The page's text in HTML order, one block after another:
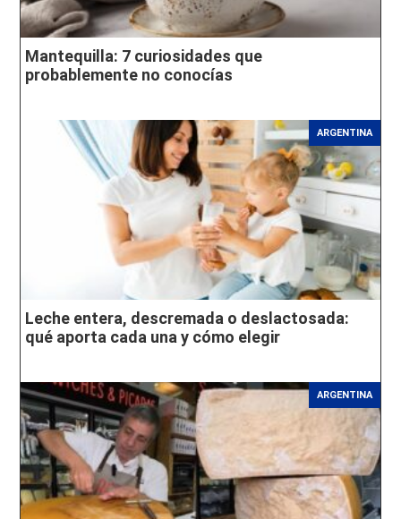
Mantequilla: 7 curiosidades que
probablemente no conocías
ARGENTINA
Leche entera, descremada o deslactosada:
qué aporta cada una y cómo elegir
ARGENTINA